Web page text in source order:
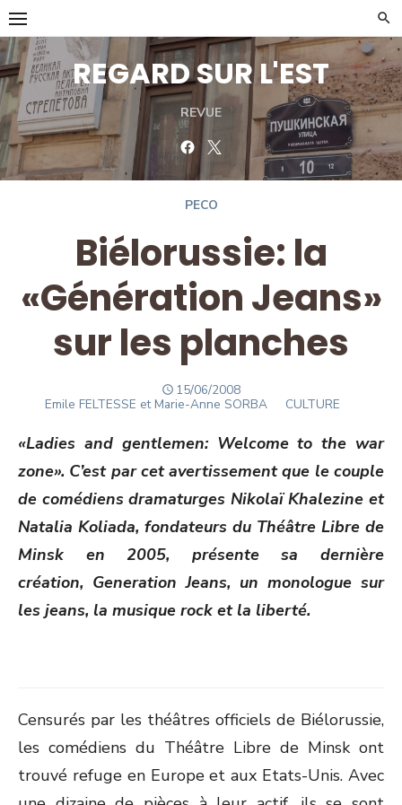
Skip
to
content
REGARD SUR L'EST
REVUE
FacebookTwitter
PECO
Biélorussie: la
«Génération Jeans»
sur les planches
POSTED
ON
15/06/2008
Author
Emile FELTESSE et Marie-Anne SORBA CULTURE
«Ladies and gentlemen: Welcome to the war
zone». C’est par cet avertissement que le couple
de comédiens dramaturges Nikolaï Khalezine et
Natalia Koliada, fondateurs du Théâtre Libre de
Minsk en 2005, présente sa dernière
création, Generation Jeans, un monologue sur
les jeans, la musique rock et la liberté.
Censurés par les théâtres officiels de Biélorussie,
les comédiens du Théâtre Libre de Minsk ont
trouvé refuge en Europe et aux Etats-Unis. Avec